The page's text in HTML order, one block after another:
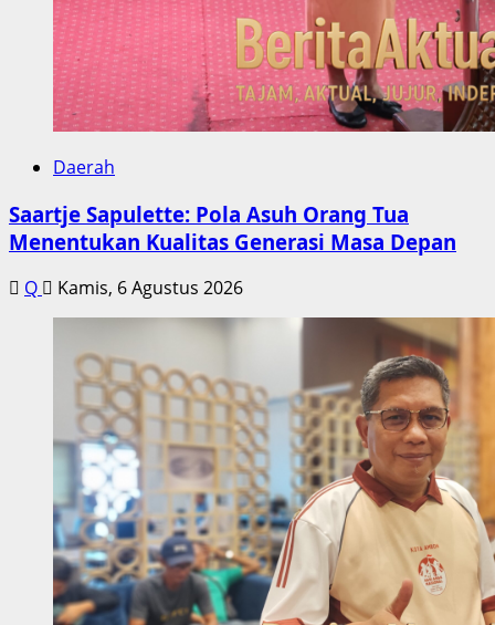
Daerah
Saartje Sapulette: Pola Asuh Orang Tua
Menentukan Kualitas Generasi Masa Depan
Q Kamis, 6 Agustus 2026